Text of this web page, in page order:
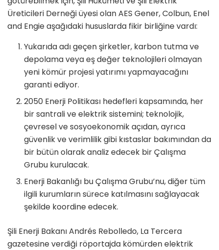
Üreticileri Derneği üyesi olan AES Gener, Colbun, Enel
and Engie aşağıdaki hususlarda fikir birliğine vardı:
Yukarıda adı geçen şirketler, karbon tutma ve
depolama veya eş değer teknolojileri olmayan
yeni kömür projesi yatırımı yapmayacağını
garanti ediyor.
2050 Enerji Politikası hedefleri kapsamında, her
bir santrali ve elektrik sistemini; teknolojik,
çevresel ve sosyoekonomik açıdan, ayrıca
güvenlik ve verimlilik gibi kıstaslar bakımından da
bir bütün olarak analiz edecek bir Çalışma
Grubu kurulacak.
Enerji Bakanlığı bu Çalışma Grubu’nu, diğer tüm
ilgili kurumların sürece katılmasını sağlayacak
şekilde koordine edecek.
Şili Enerji Bakanı Andrés Rebolledo, La Tercera
gazetesine verdiği röportajda kömürden elektrik